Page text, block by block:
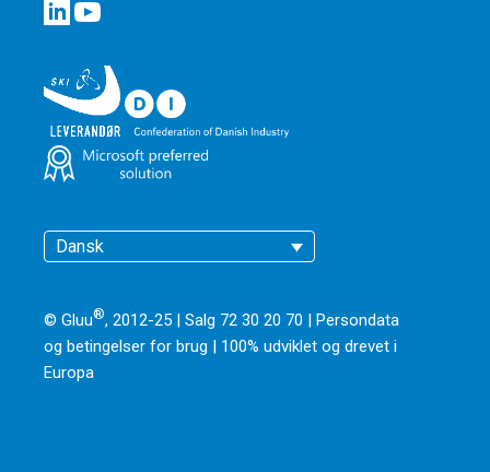
Dansk
© Gluu®, 2012-25 | Salg 72 30 20 70 | Persondata
og betingelser for brug | 100% udviklet og drevet i
Europa